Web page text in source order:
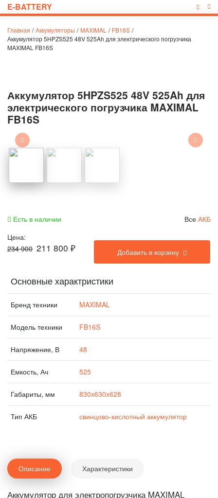
E-BATTERY
Главная / Аккумуляторы / MAXIMAL / FB16S /
Аккумулятор 5HPZS525 48V 525Ah для электрического погрузчика
MAXIMAL FB16S
Аккумулятор 5HPZS525 48V 525Ah для
электрического погрузчика MAXIMAL
FB16S
Есть в наличии Все АКБ
Цена:
234 900 211 800 ₽ Добавить в корзину
Основные характристики
Бренд техники MAXIMAL
Модель техники FB16S
Напряжение, В 48
Емкость, Ач 525
Габариты, мм 830x630x628
Тип АКБ свинцово-кислотный аккумулятор
Описание Характеристики
Аккумулятор для электропогрузчика MAXIMAL